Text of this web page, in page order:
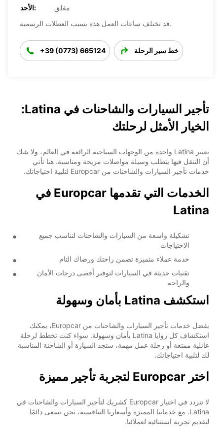
الأحد:
مغلق
قد تختلف ساعات العمل هذه بسبب العطلات الرسمية.
+39 (0773) 665124 خط سير الرحلة
تأجير السيارات والشاحنات في Latina:
الخيار الأمثل لرحلتك
تعتبر Latina واحدة من الوجهات السياحية الرائعة في العالم، ولا شك
أن التنقل فيها يتطلب وسيلة مواصلات مريحة ومناسبة. هنا تأتي
خدمات تأجير السيارات والشاحنات من Europcar لتلبية احتياجاتك.
الخدمات التي تقدمها Europcar في
Latina
تشكيلة واسعة من السيارات والشاحنات لتناسب جميع
الاحتياجات
خدمة عملاء متميزة تضمن راحتك ورضاك التام
تقنيات حديثة في السيارات لتوفير أقصى درجات الأمان
والراحة
استكشف Latina بأمان وسهولة
بفضل خدمات تأجير السيارات والشاحنات من Europcar، يمكنك
استكشاف كل زوايا Latina بأمان وسهولة. سواء كنت تخطط لرحلة
عائلية ممتعة أو رحلة عمل مهمة، ستجد السيارة أو الشاحنة المناسبة
لك لتلبية احتياجاتك.
اختر Europcar لتجربة تأجير مميزة
لا تتردد في اختيار Europcar كشريك لتأجير السيارات والشاحنات في
Latina. مع خدماتنا المميزة وأسعارنا التنافسية، نحن نسعى دائمًا
لتقديم تجربة استثنائية لعملائنا.